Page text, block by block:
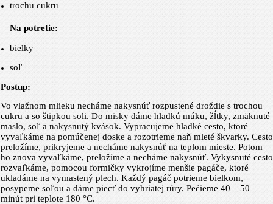
trochu cukru
Na potretie:
bielky
soľ
Postup:
Vo vlažnom mlieku necháme nakysnúť rozpustené droždie s trochou
cukru a so štipkou soli. Do misky dáme hladkú múku, žĺtky, zmäknuté
maslo, soľ a nakysnutý kvások. Vypracujeme hladké cesto, ktoré
vyvaľkáme na pomúčenej doske a rozotrieme naň mleté škvarky. Cesto
preložíme, prikryjeme a necháme nakysnúť na teplom mieste. Potom
ho znova vyvaľkáme, preložíme a necháme nakysnúť. Vykysnuté cesto
rozvaľkáme, pomocou formičky vykrojíme menšie pagáče, ktoré
ukladáme na vymastený plech. Každý pagáč potrieme bielkom,
posypeme soľou a dáme piecť do vyhriatej rúry. Pečieme 40 – 50
minút pri teplote 180 °C.